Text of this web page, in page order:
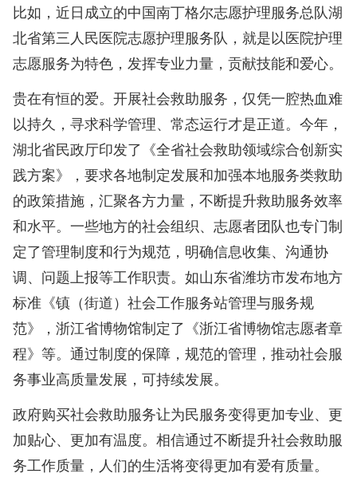
比如，近日成立的中国南丁格尔志愿护理服务总队湖
北省第三人民医院志愿护理服务队，就是以医院护理
志愿服务为特色，发挥专业力量，贡献技能和爱心。
贵在有恒的爱。开展社会救助服务，仅凭一腔热血难
以持久，寻求科学管理、常态运行才是正道。今年，
湖北省民政厅印发了《全省社会救助领域综合创新实
践方案》，要求各地制定发展和加强本地服务类救助
的政策措施，汇聚各方力量，不断提升救助服务效率
和水平。一些地方的社会组织、志愿者团队也专门制
定了管理制度和行为规范，明确信息收集、沟通协
调、问题上报等工作职责。如山东省潍坊市发布地方
标准《镇（街道）社会工作服务站管理与服务规
范》，浙江省博物馆制定了《浙江省博物馆志愿者章
程》等。通过制度的保障，规范的管理，推动社会服
务事业高质量发展，可持续发展。
政府购买社会救助服务让为民服务变得更加专业、更
加贴心、更加有温度。相信通过不断提升社会救助服
务工作质量，人们的生活将变得更加有爱有质量。